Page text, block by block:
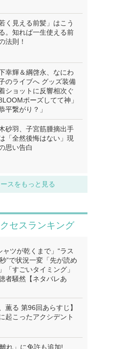
若く見える前髪」はこう
。知れば一生使える前
法則！
幸輝＆綱啓永、なにわ
のライブへ グッズ装備
ショットに反響相次ぐ
8LOOMポーズしてて神」
恭平繋がり？」
砂羽、子宮筋腫摘出手
「全然後悔はない」現
思い告白
スをもっと見る
セスランキング
ャツが乾くまで」“ラス
”で状況一変「先が読め
「すごいタイミング」
者騒然【ネタバレあ
薫る 第96回あらすじ】
起こったアクシデント
離れ」に免許も追加!